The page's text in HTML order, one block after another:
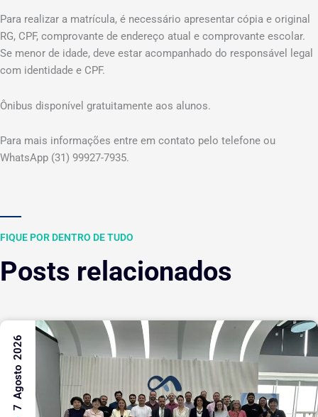
Para realizar a matrícula, é necessário apresentar cópia e original
RG, CPF, comprovante de endereço atual e comprovante escolar.
Se menor de idade, deve estar acompanhado do responsável legal
com identidade e CPF.
Ônibus disponível gratuitamente aos alunos.
Para mais informações entre em contato pelo telefone ou
WhatsApp (31) 99927-7935.
FIQUE POR DENTRO DE TUDO
Posts relacionados
7 Agosto 2026